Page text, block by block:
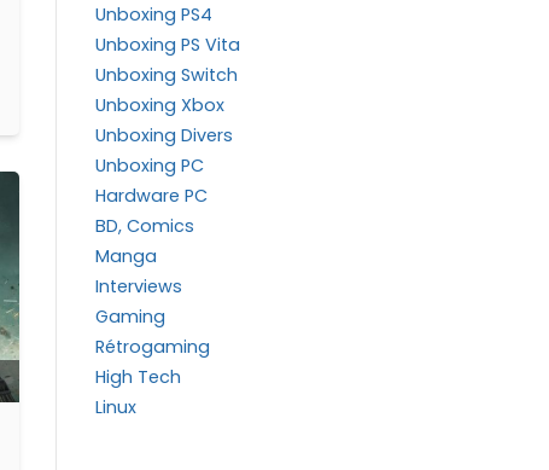
Unboxing PS4
Unboxing PS Vita
Unboxing Switch
Unboxing Xbox
Unboxing Divers
Unboxing PC
Hardware PC
BD, Comics
Manga
Interviews
Gaming
Rétrogaming
High Tech
Linux